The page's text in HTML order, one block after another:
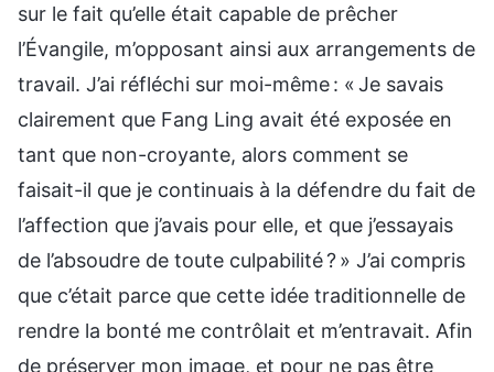
sur le fait qu’elle était capable de prêcher
l’Évangile, m’opposant ainsi aux arrangements de
travail. J’ai réfléchi sur moi-même : « Je savais
clairement que Fang Ling avait été exposée en
tant que non-croyante, alors comment se
faisait-il que je continuais à la défendre du fait de
l’affection que j’avais pour elle, et que j’essayais
de l’absoudre de toute culpabilité ? » J’ai compris
que c’était parce que cette idée traditionnelle de
rendre la bonté me contrôlait et m’entravait. Afin
de préserver mon image, et pour ne pas être